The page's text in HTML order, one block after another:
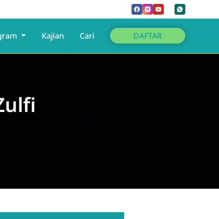
Kajian Cari DAFTAR